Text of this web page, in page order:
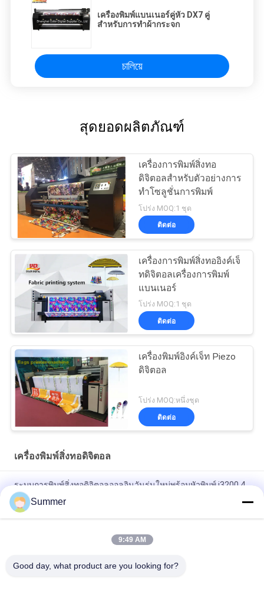
เครื่องพิมพ์แบนเนอร์คู่หัว DX7 คู่
สำหรับการทำผ้ากระจก
চালিয়ে
สุดยอดผลิตภัณฑ์
เครื่องการพิมพ์สิ่งทอ
ดิจิตอลสำหรับตัวอย่างการ
ทำโซลูชั่นการพิมพ์
โปร่ง MOQ:1 ชุด
ติดต่อ
เครื่องการพิมพ์สิ่งทออิงค์เจ็
ทดิจิตอลเครื่องการพิมพ์
แบนเนอร์
โปร่ง MOQ:1 ชุด
ติดต่อ
เครื่องพิมพ์อิงค์เจ็ท Piezo
ดิจิตอล
โปร่ง MOQ:หนึ่งชุด
ติดต่อ
เครื่องพิมพ์สิ่งทอดิจิตอล
ระบบการพิมพ์สิ่งทอดิจิตอลออลอินวันรุ่นใหม่พร้อมหัวพิมพ์ i3200 4
หรือ 8 ชิ้น CMYK หรือ CMYKGRBK
Summer
9:49 AM
Good day, what product are you looking for?